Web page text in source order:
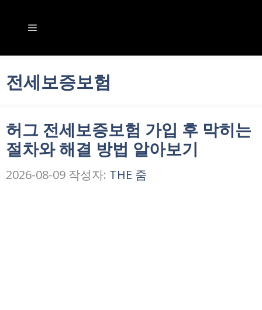
건
뛰
기
메
뉴
전세보증보험
허그 전세보증보험 가입 후 막히는
절차와 해결 방법 알아보기
2026-08-09 작성자: THE 줌